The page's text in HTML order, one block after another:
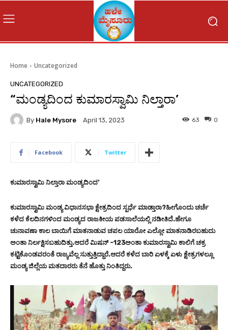
Home Uncategorized
UNCATEGORIZED
“ಮಂಡ್ಯದಿಂದ ಕುಮಾರಸ್ವಾಮಿ ನಿಲ್ತಾರಾ’
By Hale Mysore April 13, 2023 0
63
Facebook Twitter
ಕುಮಾರಸ್ವಾಮಿ ನಿಲ್ತಾರಾ ಮಂಡ್ಯದಿಂದ’
ಕುಮಾರಸ್ವಾಮಿ ಮಂಡ್ಯ ವಿಧಾನಸಭಾ ಕ್ಷೇತ್ರದಿಂದ ಸ್ಪರ್ಧೆ ಮಾಡ್ತಾರಾ?ಹೀಗೊಂದು ಚರ್ಚೆ
ಕಳೆದ ಕೆಲದಿನಗಳಿಂದ ಮಂಡ್ಯದ ರಾಜಕೀಯ ಪಡಸಾಲೆಯಲ್ಲಿ ನಡೀತಿದೆ.ಹೇಗೂ
ಚುನಾವಣಾ ಕಾಲ ಬಾಯಿಗೆ ಮಾತನಾಡುವ ಚಪಲ ಯಾರೋ ಎಲ್ಲೋ ಮಾತನಾಡಿರಬಹುದು
ಅಂತಾ ನಿರ್ಲಕ್ಷಿಸಬಹುದಿತ್ತು.ಆದರೆ ಮಿಷನ್ -123ಅಂತಾ ಕುಮಾರಸ್ವಾಮಿ ಕಾಲಿಗೆ ಚಕ್ರ
ಕಟ್ಟಿಕೊಂಡವರಂತೆ ರಾಜ್ಯವೆಲ್ಲ ಸುತ್ತುತ್ತಿದ್ದಾರೆ.ಆದರೆ ಕಳೆದ ಬಾರಿ ಏಳಕ್ಕೆ ಏಳು ಕ್ಷೇತ್ರಗಳಲ್ಲೂ
ಮಂಡ್ಯ ಜಿಲ್ಲೆಯ ಮತದಾರರು ತೆನೆ ಹೊತ್ತು ನಿಂತಿದ್ದರು.